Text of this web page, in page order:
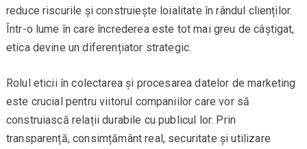
reduce riscurile și construiește loialitate în rândul clienților.
Într-o lume în care încrederea este tot mai greu de câștigat,
etica devine un diferențiator strategic.
Rolul eticii în colectarea și procesarea datelor de marketing
este crucial pentru viitorul companiilor care vor să
construiască relații durabile cu publicul lor. Prin
transparență, consimțământ real, securitate și utilizare